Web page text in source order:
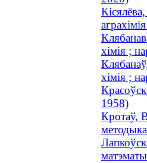
хімія ;
хімія ;
1958)
Кротаў,